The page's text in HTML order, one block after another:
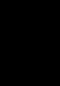
câblé?